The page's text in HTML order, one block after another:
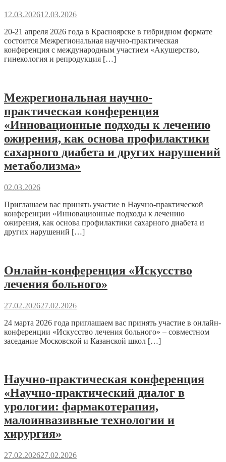
12.03.202612.03.2026
20-21 апреля 2026 года в Красноярске в гибридном формате
состоится Межрегиональная научно-практическая
конференция с международным участием «Акушерство,
гинекология и репродукция […]
Межрегиональная научно-
практическая конференция
«Инновационные подходы к лечению
ожирения, как основа профилактики
сахарного диабета и других нарушений
метаболизма»
02.03.2026
Приглашаем вас принять участие в Научно-практической
конференции «Инновационные подходы к лечению
ожирения, как основа профилактики сахарного диабета и
других нарушений […]
Онлайн-конференция «Искусство
лечения больного»
27.02.202627.02.2026
24 марта 2026 года приглашаем вас принять участие в онлайн-
конференции «Искусство лечения больного» – совместном
заседание Московской и Казанской школ […]
Научно-практическая конференция
«Научно-практический диалог в
урологии: фармакотерапия,
малоинвазивные технологии и
хирургия»
27.02.202627.02.2026